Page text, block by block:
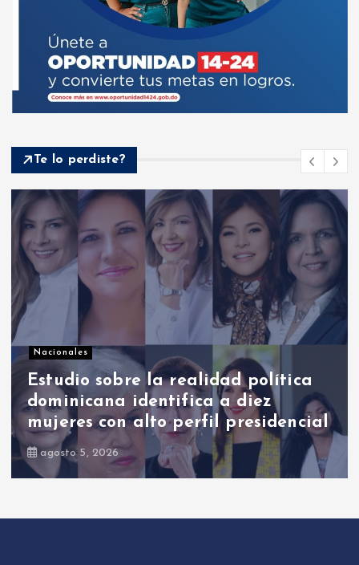
Te lo perdiste?
Nacionales
Ricardo de los Santos asegura que
el PRM saldrá fortalecido y unido
de su proceso interno
agosto 7, 2026